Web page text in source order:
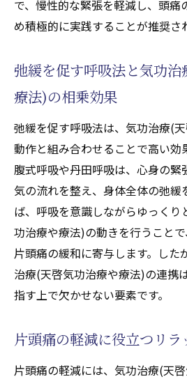
で、慢性的な緊張を軽減し、頭痛
め積極的に実践することが推奨さ
弛緩を促す呼吸法と気功
療法)の相乗効果
弛緩を促す呼吸法は、気功治療(
動作と組み合わせることで高い効
腹式呼吸や丹田呼吸は、心身の緊
気の流れを整え、身体全体の弛緩
ば、呼吸を意識しながらゆっく
功治療や療法)の動きを行うことで
片頭痛の緩和に寄与します。した
治療(天啓気功治療や療法)の連携
指す上で欠かせない要素です。
片頭痛の軽減に役立つリラ
片頭痛の軽減には、気功治療(天